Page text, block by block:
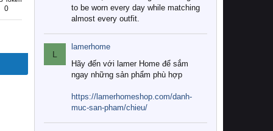
0
to be worn every day while matching
almost every outfit.
L
lamerhome
Hãy đến với lamer Home để sắm
ngay những sản phẩm phù hợp
https://lamerhomeshop.com/danh-
muc-san-pham/chieu/